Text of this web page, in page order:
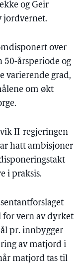
og Geir
jordvernet.
over
årsperiode og
varierende grad,
om økt
II-regjeringen
hatt ambisjoner
i praksis.
vern av dyrket
pr. innbygger
av matjord i
matjord tas til